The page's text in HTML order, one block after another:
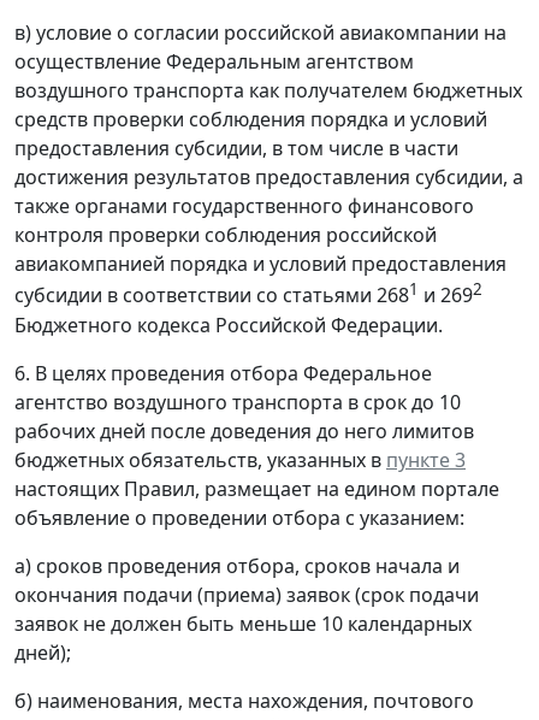
в) условие о согласии российской авиакомпании на
осуществление Федеральным агентством
воздушного транспорта как получателем бюджетных
средств проверки соблюдения порядка и условий
предоставления субсидии, в том числе в части
достижения результатов предоставления субсидии, а
также органами государственного финансового
контроля проверки соблюдения российской
авиакомпанией порядка и условий предоставления
субсидии в соответствии со статьями 2681 и 2692
Бюджетного кодекса Российской Федерации.
6. В целях проведения отбора Федеральное
агентство воздушного транспорта в срок до 10
рабочих дней после доведения до него лимитов
бюджетных обязательств, указанных в пункте 3
настоящих Правил, размещает на едином портале
объявление о проведении отбора с указанием:
а) сроков проведения отбора, сроков начала и
окончания подачи (приема) заявок (срок подачи
заявок не должен быть меньше 10 календарных
дней);
б) наименования, места нахождения, почтового